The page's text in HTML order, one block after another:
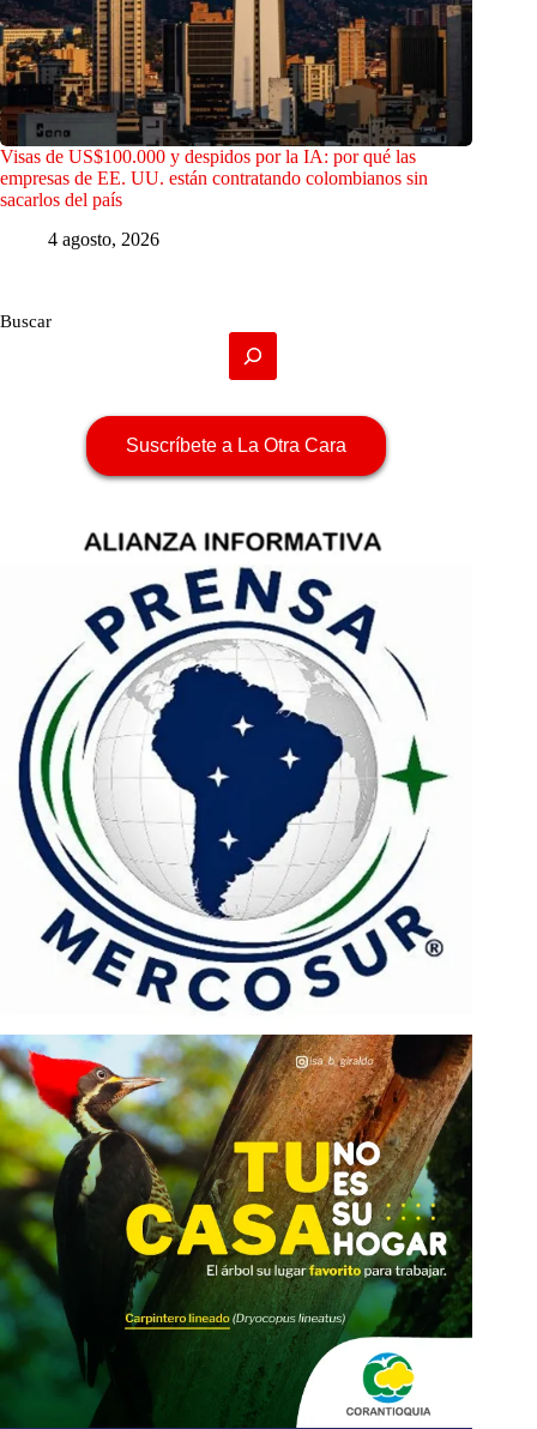
Visas de US$100.000 y despidos por la IA: por qué las
empresas de EE. UU. están contratando colombianos sin
sacarlos del país
4 agosto, 2026
Buscar
Suscríbete a La Otra Cara